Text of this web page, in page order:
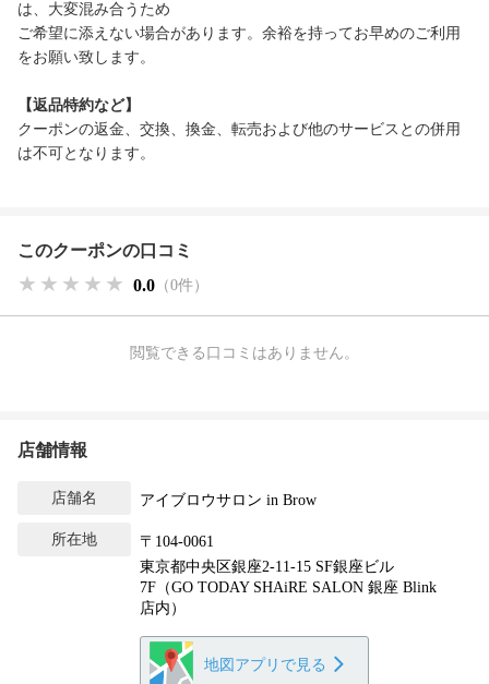
は、大変混み合うため
ご希望に添えない場合があります。余裕を持ってお早めのご利用
をお願い致します。
【返品特約など】
クーポンの返金、交換、換金、転売および他のサービスとの併用
は不可となります。
このクーポンの口コミ
★★★★★
★★★★★
★★★★★ 0.0 （0件）
閲覧できる口コミはありません。
店舗情報
店舗名 アイブロウサロン in Brow
所在地
〒104-0061
東京都中央区銀座2-11-15 SF銀座ビル
7F（GO TODAY SHAiRE SALON 銀座 Blink
店内）
地図アプリで見る